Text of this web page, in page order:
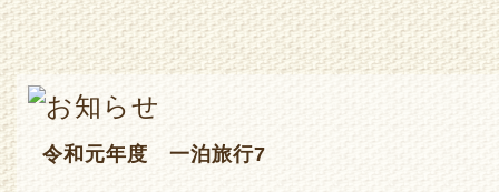
令和元年度 一泊旅行7